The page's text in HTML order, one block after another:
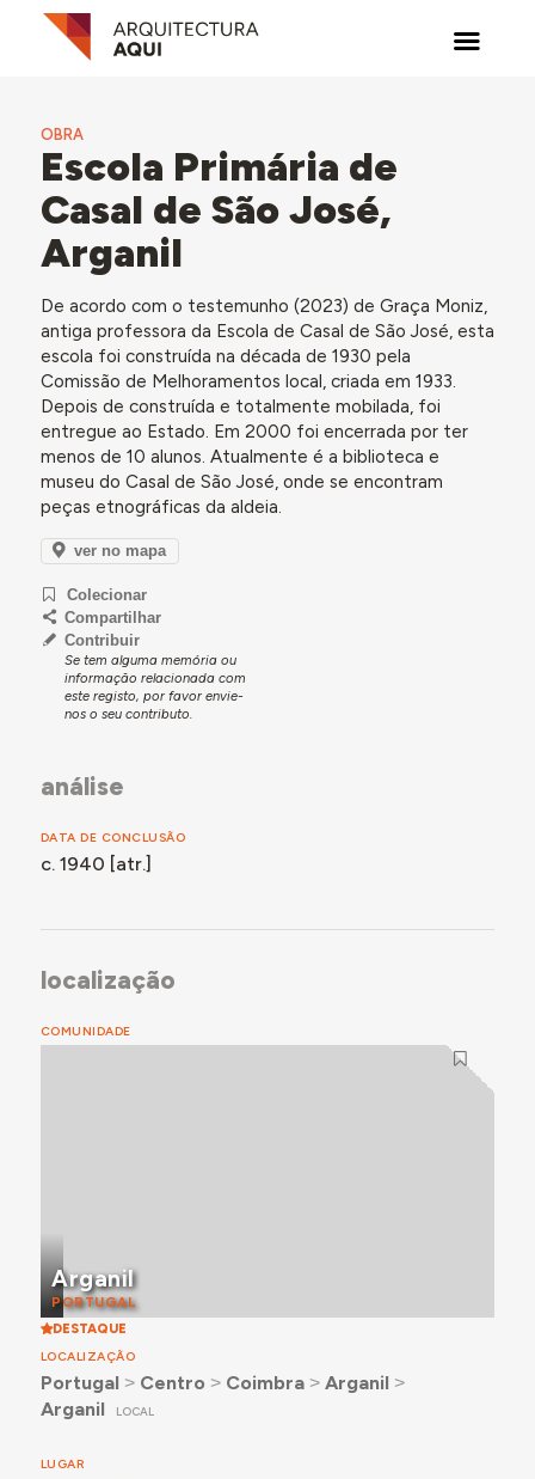
OBRA
Escola Primária de
Casal de São José,
Arganil
De acordo com o testemunho (2023) de Graça Moniz,
antiga professora da Escola de Casal de São José, esta
escola foi construída na década de 1930 pela
Comissão de Melhoramentos local, criada em 1933.
Depois de construída e totalmente mobilada, foi
entregue ao Estado. Em 2000 foi encerrada por ter
menos de 10 alunos. Atualmente é a biblioteca e
museu do Casal de São José, onde se encontram
peças etnográficas da aldeia.
ver no mapa
Colecionar
Compartilhar
Contribuir
Se tem alguma memória ou
informação relacionada com
este registo, por favor envie-
nos o seu contributo.
análise
DATA DE CONCLUSÃO
c. 1940 [atr.]
localização
COMUNIDADE
Arganil
PORTUGAL
DESTAQUE
LOCALIZAÇÃO
Portugal ˃ Centro ˃ Coimbra˃ Arganil ˃
Arganil
LOCAL
LUGAR